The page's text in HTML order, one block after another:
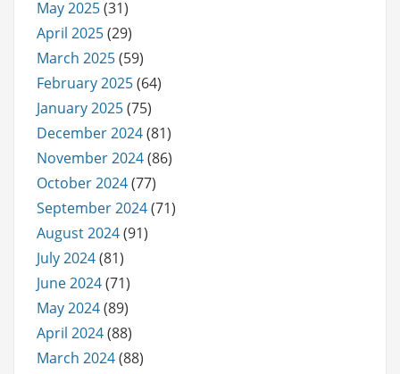
May 2025(31)
April 2025(29)
March 2025(59)
February 2025(64)
January 2025(75)
December 2024(81)
November 2024(86)
October 2024(77)
September 2024(71)
August 2024(91)
July 2024(81)
June 2024(71)
May 2024(89)
April 2024(88)
March 2024(88)